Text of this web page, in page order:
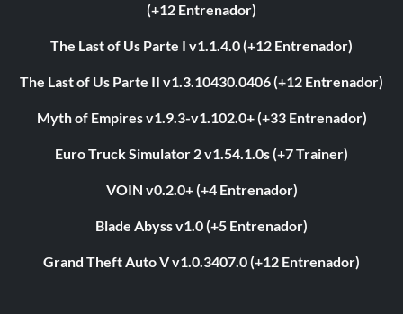
(+12 Entrenador)
The Last of Us Parte I v1.1.4.0 (+12 Entrenador)
The Last of Us Parte II v1.3.10430.0406 (+12 Entrenador)
Myth of Empires v1.9.3-v1.102.0+ (+33 Entrenador)
Euro Truck Simulator 2 v1.54.1.0s (+7 Trainer)
VOIN v0.2.0+ (+4 Entrenador)
Blade Abyss v1.0 (+5 Entrenador)
Grand Theft Auto V v1.0.3407.0 (+12 Entrenador)